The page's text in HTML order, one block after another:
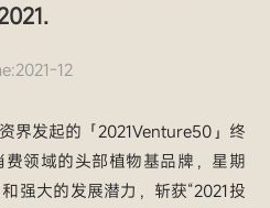
12
界发起的「2021Venture50」终
领域的头部植物基品牌，星期
强大的发展潜力，斩获“2021投